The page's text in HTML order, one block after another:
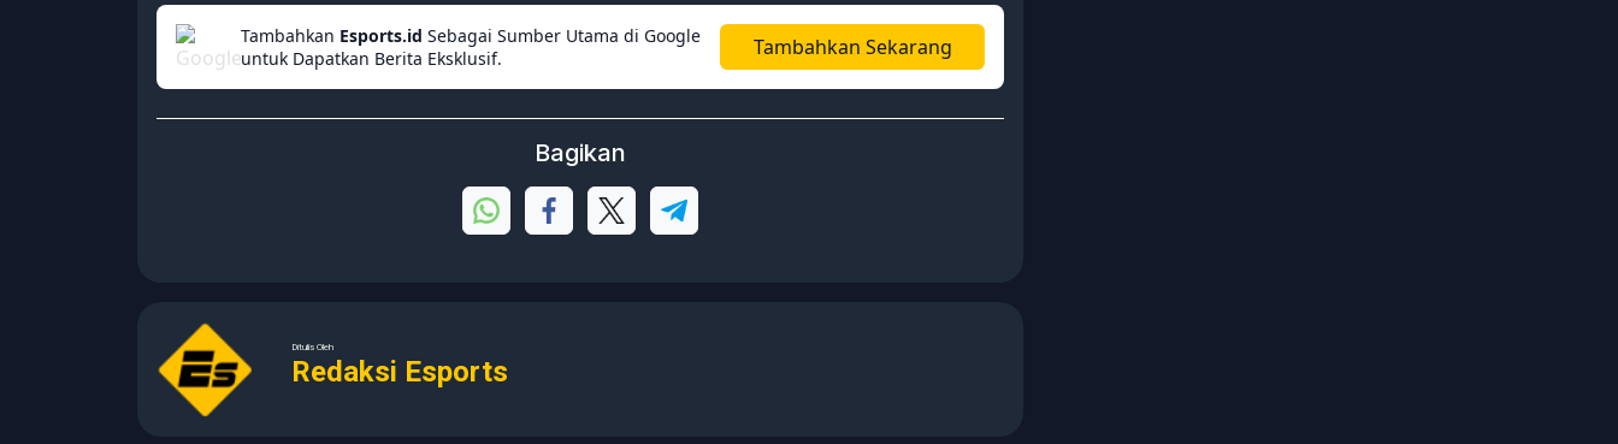
Tambahkan Esports.id Sebagai Sumber Utama di Google
untuk Dapatkan Berita Eksklusif.
Tambahkan Sekarang
Bagikan
Ditulis Oleh
Redaksi Esports